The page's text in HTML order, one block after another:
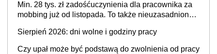
Min. 28 tys. zł zadośćuczynienia dla pracownika za
mobbing już od listopada. To także nieuzasadniona
Sierpień 2026: dni wolne i godziny pracy
Czy upał może być podstawą do zwolnienia od pracy